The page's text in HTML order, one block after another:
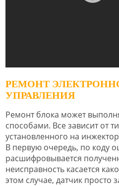
РЕМОНТ
УПРАВЛЕНИЯ
Ремонт блока может
способами. Все зависит от
установленного на
В первую очередь, по коду
расшифровывается
неисправность касается
этом случае, датчик просто